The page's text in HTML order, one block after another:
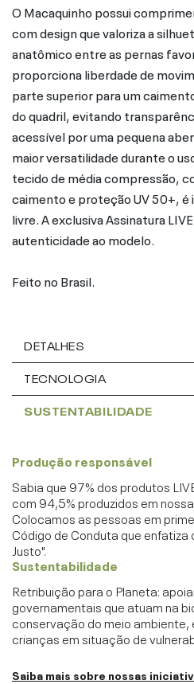
O Macaquinho possui
com design que valoriza a
anatômico entre as pernas
proporciona liberdade de
parte superior para um
do quadril, evitando
acessível por uma pequena
maior versatilidade durante o
tecido de média compressão,
caimento e proteção UV 50+, é
livre. A exclusiva Assinatura
autenticidade ao modelo.
Feito no Brasil.
DETALHES
TECNOLOGIA
SUSTENTABILIDADE
Produção responsável
Sabia que 97% dos produtos
com 94,5% produzidos em
Colocamos as pessoas em
Código de Conduta que enfatiza
Justo".
Sustentabilidade
Retribuição para o Planeta:
governamentais que atuam na
conservação do meio ambiente,
crianças em situação de
Saiba mais sobre nossas